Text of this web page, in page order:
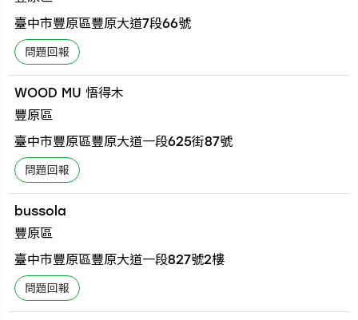
臺中市豐原區豐原大道7段66號
WOOD MU 悟得木
豐原區
臺中市豐原區豐原大道一段625街87號
bussola
豐原區
臺中市豐原區豐原大道一段827號2樓